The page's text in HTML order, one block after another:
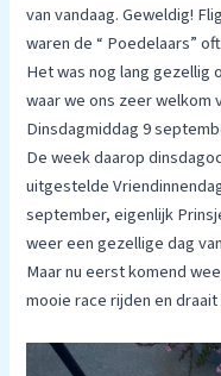
van vandaag. Geweldig!
waren de “ Poedelaars”
Het was nog lang gezellig
waar we ons zeer welkom
Dinsdagmiddag 9
De week daarop
uitgestelde
september, eigenlijk
weer een gezellige dag
Maar nu eerst komend
mooie race rijden en